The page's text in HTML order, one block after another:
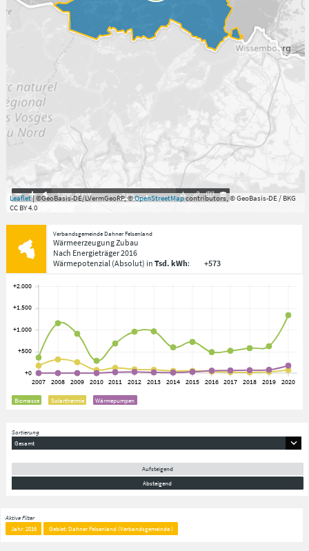
7.059°,49.813° 5km
Leaflet| ©GeoBasis-DE/LVermGeoRP, ©OpenStreetMapcontributors, © GeoBasis-DE / BKG
CC BY 4.0
Verbandsgemeinde Dahner Felsenland
Wärmeerzeugung Zubau
Nach Energieträger2016
Wärmepotenzial(Absolut) in Tsd. kWh: +573
Biomasse Solarthermie Wärmepumpen
Sortierung
Gesamt
Aufsteigend
Absteigend
Aktive Filter
Jahr: 2016
Gebiet: Dahner Felsenland (Verbandsgemeinde )